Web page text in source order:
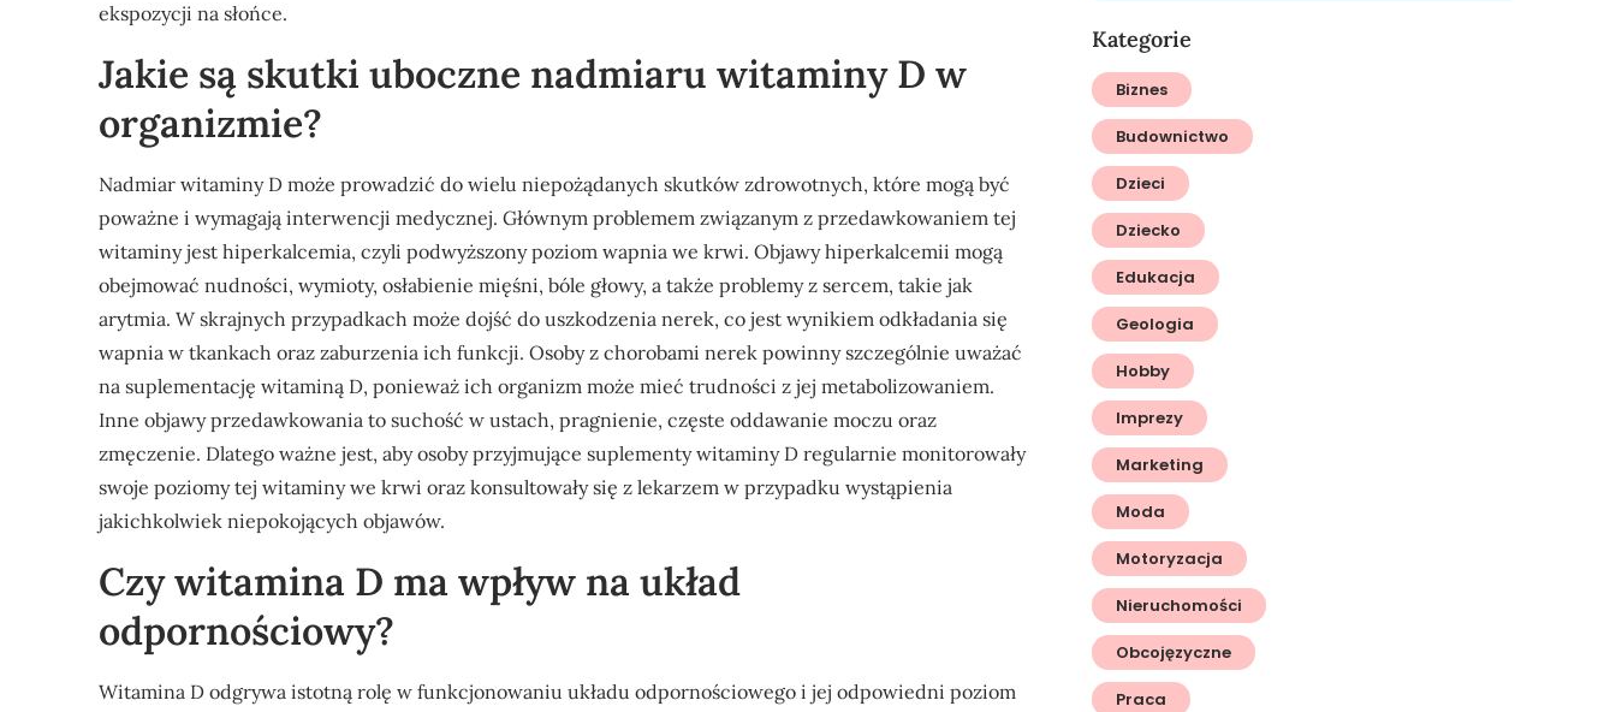
ekspozycji na słońce.
Jakie są skutki uboczne nadmiaru witaminy D w
organizmie?
Nadmiar witaminy D może prowadzić do wielu niepożądanych skutków zdrowotnych, które mogą być
poważne i wymagają interwencji medycznej. Głównym problemem związanym z przedawkowaniem tej
witaminy jest hiperkalcemia, czyli podwyższony poziom wapnia we krwi. Objawy hiperkalcemii mogą
obejmować nudności, wymioty, osłabienie mięśni, bóle głowy, a także problemy z sercem, takie jak
arytmia. W skrajnych przypadkach może dojść do uszkodzenia nerek, co jest wynikiem odkładania się
wapnia w tkankach oraz zaburzenia ich funkcji. Osoby z chorobami nerek powinny szczególnie uważać
na suplementację witaminą D, ponieważ ich organizm może mieć trudności z jej metabolizowaniem.
Inne objawy przedawkowania to suchość w ustach, pragnienie, częste oddawanie moczu oraz
zmęczenie. Dlatego ważne jest, aby osoby przyjmujące suplementy witaminy D regularnie monitorowały
swoje poziomy tej witaminy we krwi oraz konsultowały się z lekarzem w przypadku wystąpienia
jakichkolwiek niepokojących objawów.
Czy witamina D ma wpływ na układ
odpornościowy?
Witamina D odgrywa istotną rolę w funkcjonowaniu układu odpornościowego i jej odpowiedni poziom
Kategorie
Biznes
Budownictwo
Dzieci
Dziecko
Edukacja
Geologia
Hobby
Imprezy
Marketing
Moda
Motoryzacja
Nieruchomości
Obcojęzyczne
Praca